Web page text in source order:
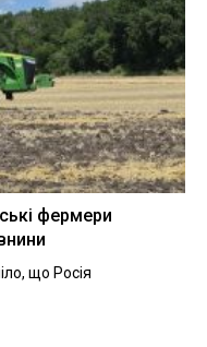
фермери
що Росія